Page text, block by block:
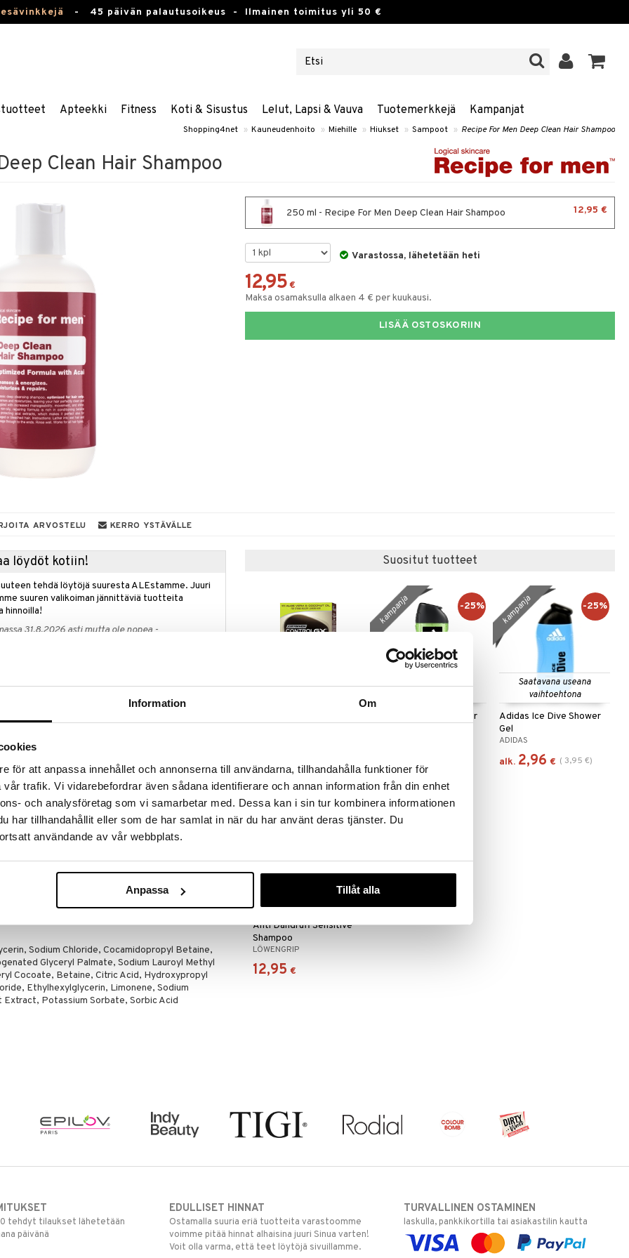
Information Om
för att anpassa innehållet och annonserna till användarna, tillhandahålla funktioner för
trafik. Vi vidarebefordrar även sådana identifierare och annan information från din enhet
och analysföretag som vi samarbetar med. Dessa kan i sin tur kombinera informationen
har tillhandahållit eller som de har samlat in när du har använt deras tjänster. Du
användande av vår webbplats.
Anpassa Tillåt alla
- 45 päivän palautusoikeus - Ilmainen toimitus yli 50 €
Apteekki Fitness Koti & Sisustus Lelut, Lapsi & Vauva Tuotemerkkejä Kampanjat
Shopping4net » Kauneudenhoito » Miehille » Hiukset » Sampoot » Recipe For Men Deep Clean Hair Shampoo
Clean Hair Shampoo
250 ml - Recipe For Men Deep Clean Hair Shampoo 12,95 €
Varastossa, lähetetään heti
12,95 €
Maksa osamaksulla alkaen 4 € per kuukausi.
LISÄÄ OSTOSKORIIN
ARVOSTELU KERRO YSTÄVÄLLE
löydöt kotiin!
tehdä löytöjä suuresta ALEstamme. Juuri
suuren valikoiman jännittäviä tuotteita
hinnoilla!
31.8.2026 asti mutta ole nopea -
on intensiivisesti syväpuhdistava shampoo,
hehkulla. Ravitsevat, korjaavat ja pehmentävät
hiuksiin, joten tuote sopii erinomaisesti myös
hiuksille.
hyviä antioksidantteja. Vaikuttaa
ja suojaavasti.
luonnollisen kiillon.
ja päänahkaan pyörivin liikkein. Huuhtele
Recipe for men Smooth Repair Hair
Sodium Chloride, Cocamidopropyl Betaine,
Glyceryl Palmate, Sodium Lauroyl Methyl
Cocoate, Betaine, Citric Acid, Hydroxypropyl
Ethylhexylglycerin, Limonene, Sodium
Potassium Sorbate, Sorbic Acid
Suositut tuotteet
14,95
Adidas Active Start For
2,96
kampanja -25%
Saatavana useana
vaihtoehtona
Adidas Ice Dive Shower
Gel
ADIDAS
alk. 2,96 € ( 3,95 €)
kampanja -25%
Anti Dandruff Sensitive
Shampoo
LÖWENGRIP
12,95 €
tehdyt tilaukset lähetetään
päivänä
EDULLISET HINNAT
Ostamalla suuria eriä tuotteita varastoomme
voimme pitää hinnat alhaisina juuri Sinua varten!
Voit olla varma, että teet löytöjä sivuillamme.
TURVALLINEN OSTAMINEN
laskulla, pankkikortilla tai asiakastilin kautta